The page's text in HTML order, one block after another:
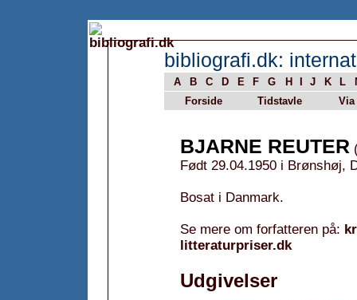
bibliografi.dk:
A B C D E F G H J K L
Forside
Tidstavle Via
BJARNE REUTER
Født 29.04.1950 i Brønshøj,
Bosat i Danmark.
Se mere om forfatteren på:
litteraturpriser.dk
Udgivelser